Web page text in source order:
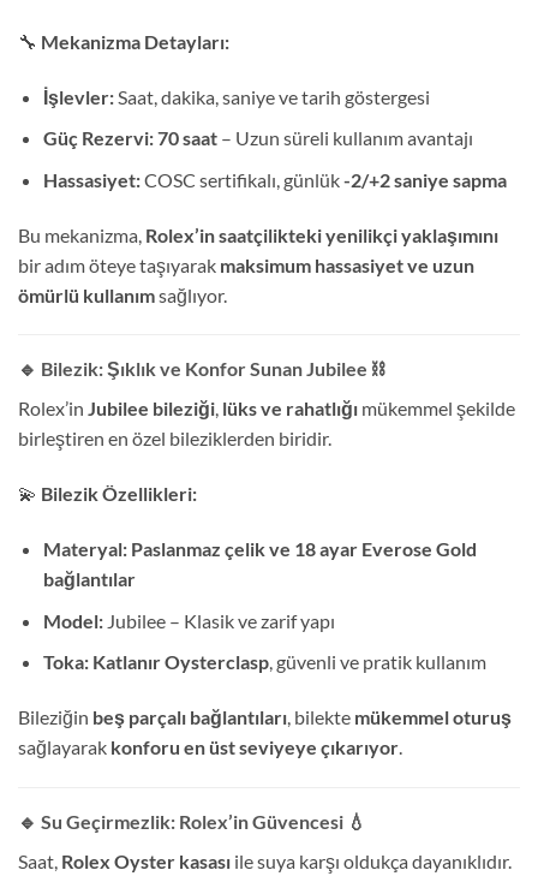
🔧 Mekanizma Detayları:
İşlevler:Saat, dakika, saniye ve tarih göstergesi
Güç Rezervi:70 saat– Uzun süreli kullanım avantajı
Hassasiyet:COSC sertifikalı, günlük-2/+2 saniye sapma
Bu mekanizma, Rolex’in saatçilikteki yenilikçi yaklaşımını
bir adım öteye taşıyarak maksimum hassasiyet ve uzun
ömürlü kullanımsağlıyor.
🔹 Bilezik: Şıklık ve Konfor Sunan Jubilee ⛓️
Rolex’in Jubilee bileziği, lüks ve rahatlığı mükemmel şekilde
birleştiren en özel bileziklerden biridir.
💫 Bilezik Özellikleri:
Materyal: Paslanmaz çelik ve 18 ayar Everose Gold
bağlantılar
Model:Jubilee – Klasik ve zarif yapı
Toka: Katlanır Oysterclasp, güvenli ve pratik kullanım
Bileziğin beş parçalı bağlantıları, bilekte mükemmel oturuş
sağlayarak konforu en üst seviyeye çıkarıyor.
🔹 Su Geçirmezlik: Rolex’in Güvencesi 💧
Saat, Rolex Oyster kasası ile suya karşı oldukça dayanıklıdır.